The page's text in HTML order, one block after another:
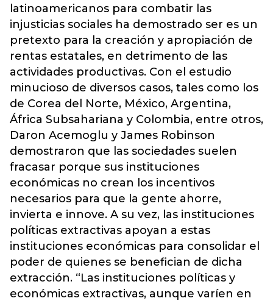
latinoamericanos para combatir las
injusticias sociales ha demostrado ser es un
pretexto para la creación y apropiación de
rentas estatales, en detrimento de las
actividades productivas. Con el estudio
minucioso de diversos casos, tales como los
de Corea del Norte, México, Argentina,
África Subsahariana y Colombia, entre otros,
Daron Acemoglu y James Robinson
demostraron que las sociedades suelen
fracasar porque sus instituciones
económicas no crean los incentivos
necesarios para que la gente ahorre,
invierta e innove. A su vez, las instituciones
políticas extractivas apoyan a estas
instituciones económicas para consolidar el
poder de quienes se benefician de dicha
extracción. “Las instituciones políticas y
económicas extractivas, aunque varíen en